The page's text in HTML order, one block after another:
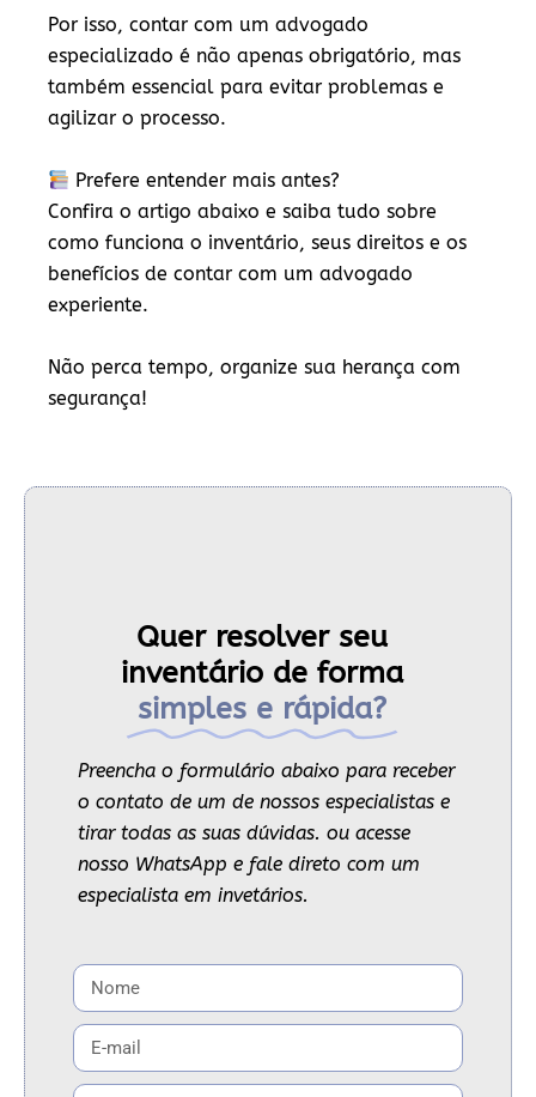
Por isso, contar com um advogado
especializado é não apenas obrigatório, mas
também essencial para evitar problemas e
agilizar o processo.
Prefere entender mais antes?
Confira o artigo abaixo e saiba tudo sobre
como funciona o inventário, seus direitos e os
benefícios de contar com um advogado
experiente.
Não perca tempo, organize sua herança com
segurança!
Quer resolver seu
inventário de forma
simples e rápida?
Preencha o formulário abaixo para receber
o contato de um de nossos especialistas e
tirar todas as suas dúvidas. ou acesse
nosso WhatsApp e fale direto com um
especialista em invetários.